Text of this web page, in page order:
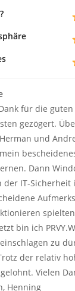
für die guten
gezögert.
und
Dann
der IT-Sicherheit
bin ich
zu
der relativ
Vielen
Henning